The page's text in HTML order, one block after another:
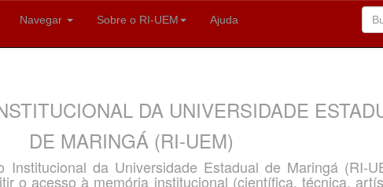
Navegar Sobre o RI-UEM Ajuda
DA UNIVERSIDADE
DE MARINGÁ (RI-UEM)
Institucional da Universidade Estadual de Maringá (RI-
o acesso à memória institucional (científica, técnica,